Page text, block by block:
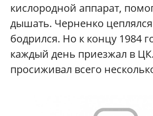
кислородной аппарат,
дышать. Черненко
бодрился. Но к концу 1984
каждый день приезжал в
просиживал всего